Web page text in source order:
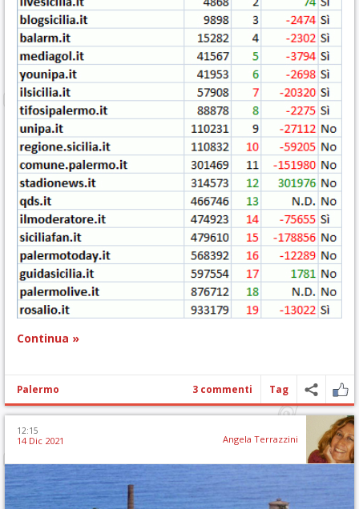
Continua »
Palermo 3 commenti Tag
12:15
14 Dic 2021 Angela Terrazzini